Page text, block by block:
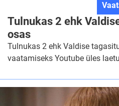
Tulnukas 2 ehk
osas
Tulnukas 2 ehk Valdise
vaatamiseks Youtube üles